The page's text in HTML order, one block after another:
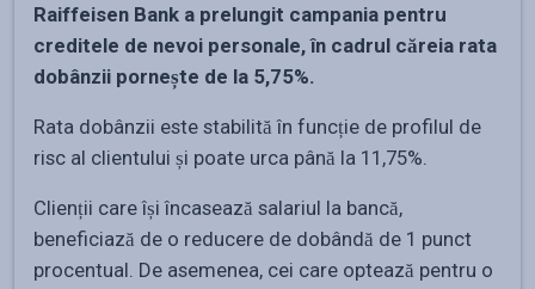
Raiffeisen Bank a prelungit campania pentru
creditele de nevoi personale, în cadrul căreia rata
dobânzii pornește de la 5,75%.
Rata dobânzii este stabilită în funcție de profilul de
risc al clientului și poate urca până la 11,75%.
Clienții care își încasează salariul la bancă,
beneficiază de o reducere de dobândă de 1 punct
procentual. De asemenea, cei care optează pentru o